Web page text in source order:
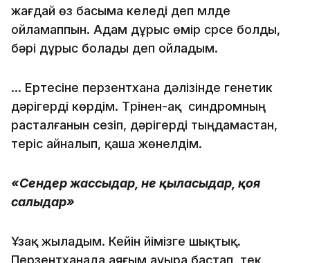
жағдай өз басыма келеді деп мүлде
ойламаппын. Адам дұрыс өмір сүрсе болды,
бәрі дұрыс болады деп ойладым.
... Ертесіне перзентхана дәлізінде генетик
дәрігерді көрдім. Түрінен-ақ синдромның
расталғанын сезіп, дәрігерді тыңдамастан,
теріс айналып, қаша жөнелдім.
«Сендер жассыңдар, не қыласыңдар, қоя
салыңдар»
Ұзақ жыладым. Кейін үйімізге шықтық.
Перзентханада аяғым ауыра бастап, тек